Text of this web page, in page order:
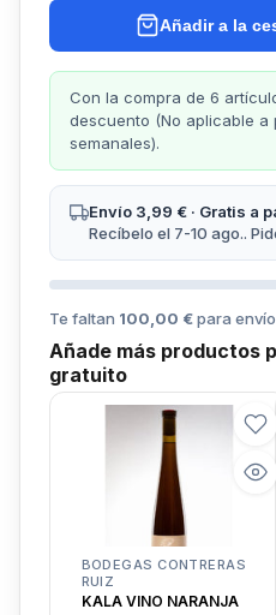
Añadir a la
Con la compra de 6
descuento (No aplicable
semanales).
Envío 3,99 € · Gratis a
Recíbelo el 7-10 ago..
Te faltan 100,00 €para
Añade más productos
gratuito
BODEGAS CONTRERAS
RUIZ
KALA VINO NARANJA